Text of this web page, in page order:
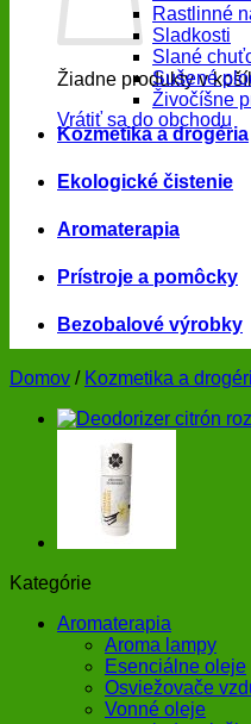
Žiadne produkty v
Vrátiť sa do obchodu
Rastlinné
Sladkosti
Slané
Sušené
Živočíšne
Kozmetika a drogéria
Ekologické čistenie
Aromaterapia
Prístroje a pomôcky
Bezobalové výrobky
Domov / Kozmetika a
Kategórie
Aromaterapia
Aroma lampy
Esenciálne oleje
Osviežovače
Vonné oleje